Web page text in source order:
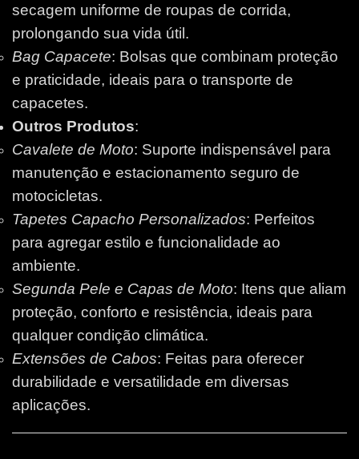
secagem uniforme de roupas de corrida,
prolongando sua vida útil.
Bag Capacete: Bolsas que combinam proteção
e praticidade, ideais para o transporte de
capacetes.
Outros Produtos:
Cavalete de Moto: Suporte indispensável para
manutenção e estacionamento seguro de
motocicletas.
Tapetes Capacho Personalizados: Perfeitos
para agregar estilo e funcionalidade ao
ambiente.
Segunda Pele e Capas de Moto: Itens que aliam
proteção, conforto e resistência, ideais para
qualquer condição climática.
Extensões de Cabos: Feitas para oferecer
durabilidade e versatilidade em diversas
aplicações.